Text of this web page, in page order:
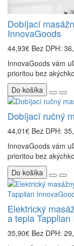
Dobíjací
InnovaGoods
44,93€ Bez DPH:
InnovaGoods vám
prioritou bez
Do košíka
Dobíjací ručný
44,01€ Bez DPH:
InnovaGoods vám
prioritou bez
Do košíka
Elektrický
a tepla
35,90€ Bez DPH: